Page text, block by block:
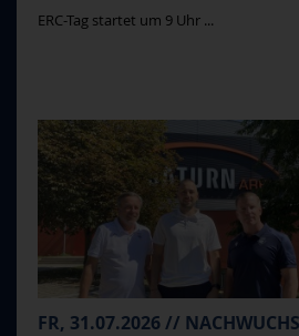
ERC-Tag startet um 9 Uhr ...
FR, 31.07.2026 // NACHWUCHS